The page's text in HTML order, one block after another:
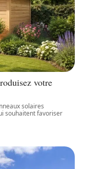
votre
solaires
souhaitent favoriser